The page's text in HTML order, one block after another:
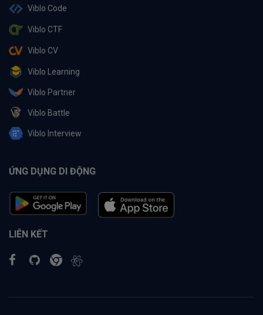
Viblo Code
Viblo CTF
Viblo CV
Viblo Learning
Viblo Partner
Viblo Battle
Viblo Interview
ỨNG DỤNG DI ĐỘNG
LIÊN KẾT